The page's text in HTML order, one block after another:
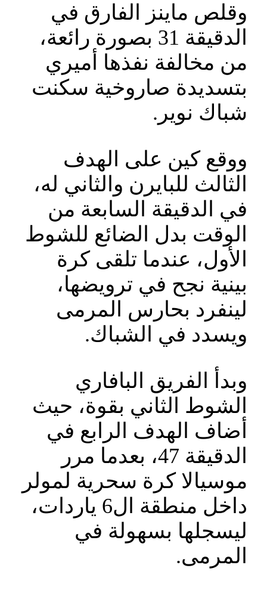
وقلص ماينز الفارق في
الدقيقة 31 بصورة رائعة،
من مخالفة نفذها أميري
بتسديدة صاروخية سكنت
شباك نوير.
ووقع كين على الهدف
الثالث للبايرن والثاني له،
في الدقيقة السابعة من
الوقت بدل الضائع للشوط
الأول، عندما تلقى كرة
بينية نجح في ترويضها،
لينفرد بحارس المرمى
ويسدد في الشباك.
وبدأ الفريق البافاري
الشوط الثاني بقوة، حيث
أضاف الهدف الرابع في
الدقيقة 47، بعدما مرر
موسيالا كرة سحرية لمولر
داخل منطقة ال6 ياردات،
ليسجلها بسهولة في
المرمى.